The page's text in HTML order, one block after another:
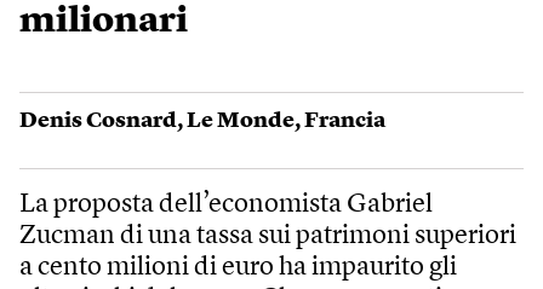
milionari
Denis Cosnard,Le Monde,Francia
La proposta dell’economista Gabriel
Zucman di una tassa sui patrimoni superiori
a cento milioni di euro ha impaurito gli